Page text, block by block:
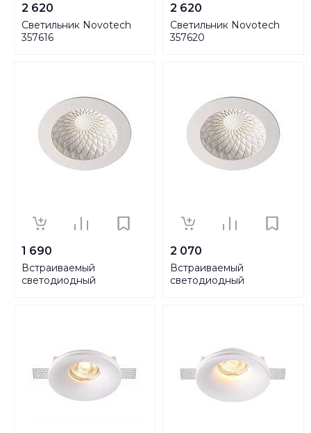
2 620
Светильник Novotech
357616
2 620
Светильник Novotech
357620
1 690
Встраиваемый
светодиодный
2 070
Встраиваемый
светодиодный